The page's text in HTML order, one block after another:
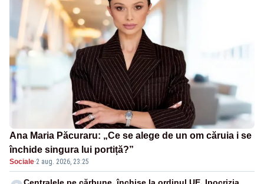
Ana Maria Păcuraru: „Ce se alege de un om căruia i se
închide singura lui portiță?”
Sociale·2 aug. 2026, 23:25